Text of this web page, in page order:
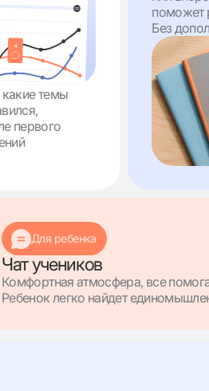
темы
первого
поможет
Без
Для ребенка
Чат учеников
Комфортная атмосфера, все
Ребенок легко найдет